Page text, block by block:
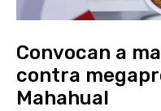
Convocan a
contra
Mahahual